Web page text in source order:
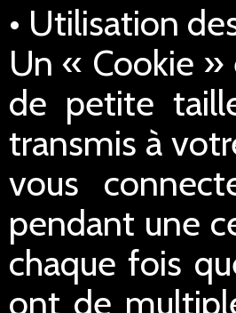
• Utilisation
Un « Cookie
de petite
transmis à
vous
pendant une
chaque fois
ont de